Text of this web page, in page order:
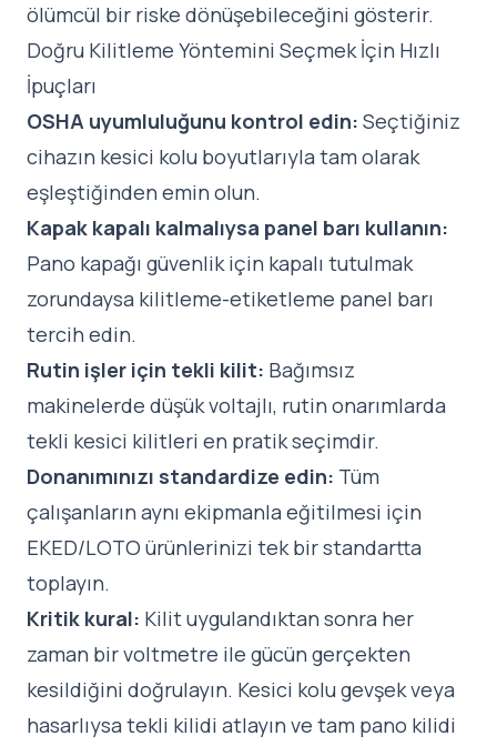
ölümcül bir riske dönüşebileceğini gösterir.
Doğru Kilitleme Yöntemini Seçmek İçin Hızlı
İpuçları
OSHA uyumluluğunu kontrol edin: Seçtiğiniz
cihazın kesici kolu boyutlarıyla tam olarak
eşleştiğinden emin olun.
Kapak kapalı kalmalıysa panel barı kullanın:
Pano kapağı güvenlik için kapalı tutulmak
zorundaysa kilitleme-etiketleme panel barı
tercih edin.
Rutin işler için tekli kilit: Bağımsız
makinelerde düşük voltajlı, rutin onarımlarda
tekli kesici kilitleri en pratik seçimdir.
Donanımınızı standardize edin: Tüm
çalışanların aynı ekipmanla eğitilmesi için
EKED/LOTO ürünlerinizi tek bir standartta
toplayın.
Kritik kural: Kilit uygulandıktan sonra her
zaman bir voltmetre ile gücün gerçekten
kesildiğini doğrulayın. Kesici kolu gevşek veya
hasarlıysa tekli kilidi atlayın ve tam pano kilidi